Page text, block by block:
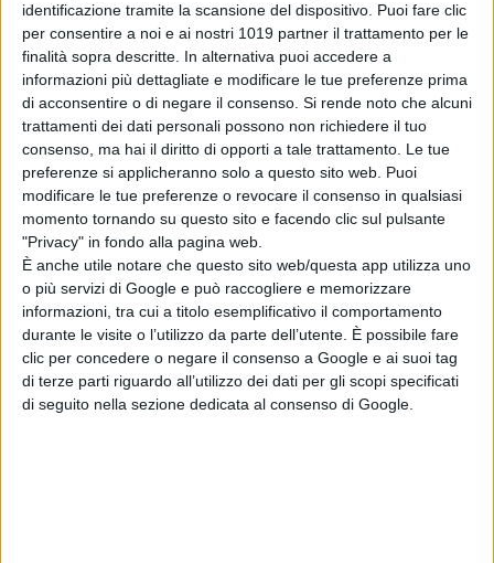
identificazione tramite la scansione del dispositivo. Puoi fare clic
per consentire a noi e ai nostri 1019 partner il trattamento per le
finalità sopra descritte. In alternativa puoi accedere a
informazioni più dettagliate e modificare le tue preferenze prima
di acconsentire o di negare il consenso. Si rende noto che alcuni
trattamenti dei dati personali possono non richiedere il tuo
consenso, ma hai il diritto di opporti a tale trattamento. Le tue
preferenze si applicheranno solo a questo sito web. Puoi
modificare le tue preferenze o revocare il consenso in qualsiasi
momento tornando su questo sito e facendo clic sul pulsante
"Privacy" in fondo alla pagina web.
È anche utile notare che questo sito web/questa app utilizza uno
o più servizi di Google e può raccogliere e memorizzare
informazioni, tra cui a titolo esemplificativo il comportamento
durante le visite o l’utilizzo da parte dell’utente. È possibile fare
clic per concedere o negare il consenso a Google e ai suoi tag
di terze parti riguardo all’utilizzo dei dati per gli scopi specificati
di seguito nella sezione dedicata al consenso di Google.
Chi siamo Contatti Privacy Policy
Cookie Policy
Emanuela Giuliani CFGLNMNL77T43L639
Disclaimer